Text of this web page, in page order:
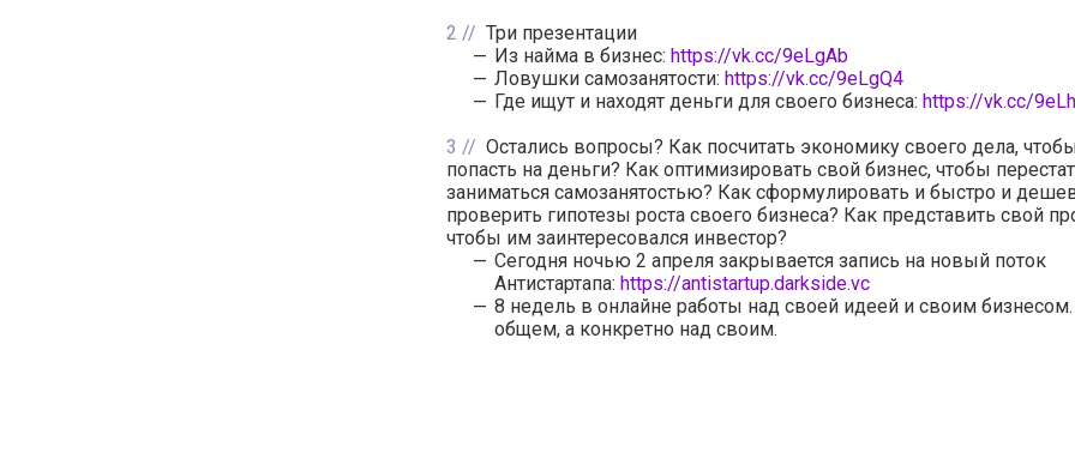
2
Три презентации
Из найма в бизнес: https://vk.cc/9eLgAb
Ловушки самозанятости: https://vk.cc/9eLgQ4
Где ищут и находят деньги для своего бизнеса: https://vk.cc/
3
Остались вопросы? Как посчитать экономику своего дела,
попасть на деньги? Как оптимизировать свой бизнес, чтобы
заниматься самозанятостью? Как сформулировать и быстро и
проверить гипотезы роста своего бизнеса? Как представить свой
чтобы им заинтересовался инвестор?
Сегодня ночью 2 апреля закрывается запись на новый поток
Антистартапа: https://antistartup.darkside.vc
8 недель в онлайне работы над своей идеей и своим
общем, а конкретно над своим.